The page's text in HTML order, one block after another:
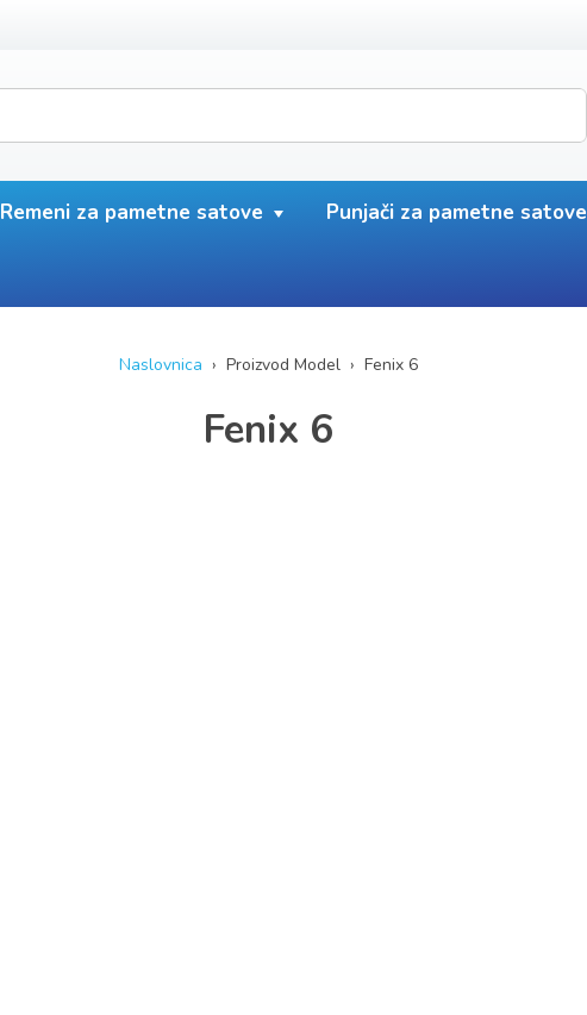
Remeni za pametne satove Punjači za pametne satove
Naslovnica › Proizvod Model › Fenix 6
Fenix 6